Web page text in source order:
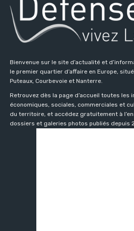
Bienvenue sur le site d’actualité et
le premier quartier d’affaire en Europe,
Puteaux, Courbevoie et Nanterre.
Retrouvez dès la page d’accueil toutes les
économiques, sociales, commerciales et
du territoire, et accédez gratuitement à
dossiers et galeries photos publiés depuis